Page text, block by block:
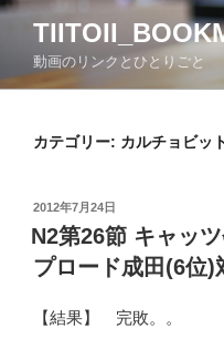
コ
ン
動画のリンクとひとりごと
カテゴリー: カルチョビッ
投
稿
日:
2012年7月24日
N2第26節 キャッ
プロード成田(6位)
【結果】 完敗。。 （